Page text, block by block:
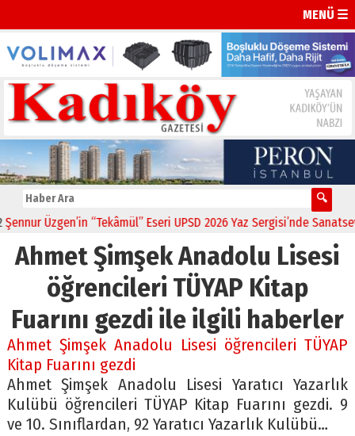
MENÜ ☰
Üzgen’in “Tekâmül” Eseri UPSD 2026 Yaz Sergisi’nde
Ahmet Şimşek Anadolu Lisesi
öğrencileri TÜYAP Kitap
Fuarını gezdi ile ilgili haberler
Ahmet Şimşek Anadolu Lisesi öğrencileri TÜYAP
Kitap Fuarını gezdi
Ahmet Şimşek Anadolu Lisesi Yaratıcı Yazarlık
Kulübü öğrencileri TÜYAP Kitap Fuarını gezdi. 9
ve 10. Sınıflardan, 92 Yaratıcı Yazarlık Kulübü…